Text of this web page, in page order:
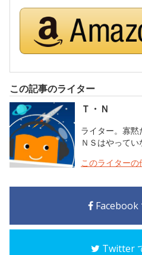
この記事のライター
Ｔ・Ｎ
ライター。寡黙
ＮＳはやってい
このライターの
Facebook
Twitter